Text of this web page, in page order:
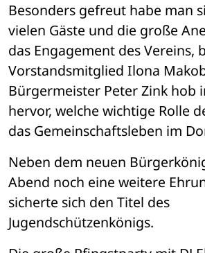
Besonders gefreut habe man
vielen Gäste und die große
das Engagement des Vereins,
Vorstandsmitglied Ilona
Bürgermeister Peter Zink hob
hervor, welche wichtige Rolle
das Gemeinschaftsleben im
Neben dem neuen
Abend noch eine weitere
sicherte sich den Titel des
Jugendschützenkönigs.